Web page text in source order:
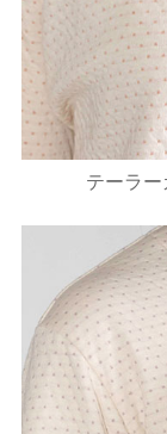
テーラー